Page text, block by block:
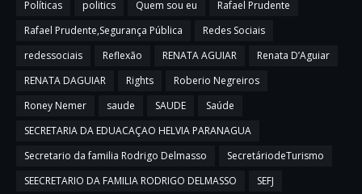
Políticas
politics Quem sou eu
Rafael Prudente
Rafael Prudente,Segurança Pública
Redes Sociais
redessociais
Reflexão RENATA AGUIAR
Renata D’Aguiar
RENATA DAGUIAR
Rights
Roberio Negreiros
Roney Nemer
saude SAUDE
Saúde
SECRETARIA DA EDUACAÇAO HELVIA PARANAGUA
Secretario da familia Rodrigo Delmasso
SecretáriodeTurismo
SEECRETARIO DA FAMILIA RODRIGO DELMASSO
SEFJ